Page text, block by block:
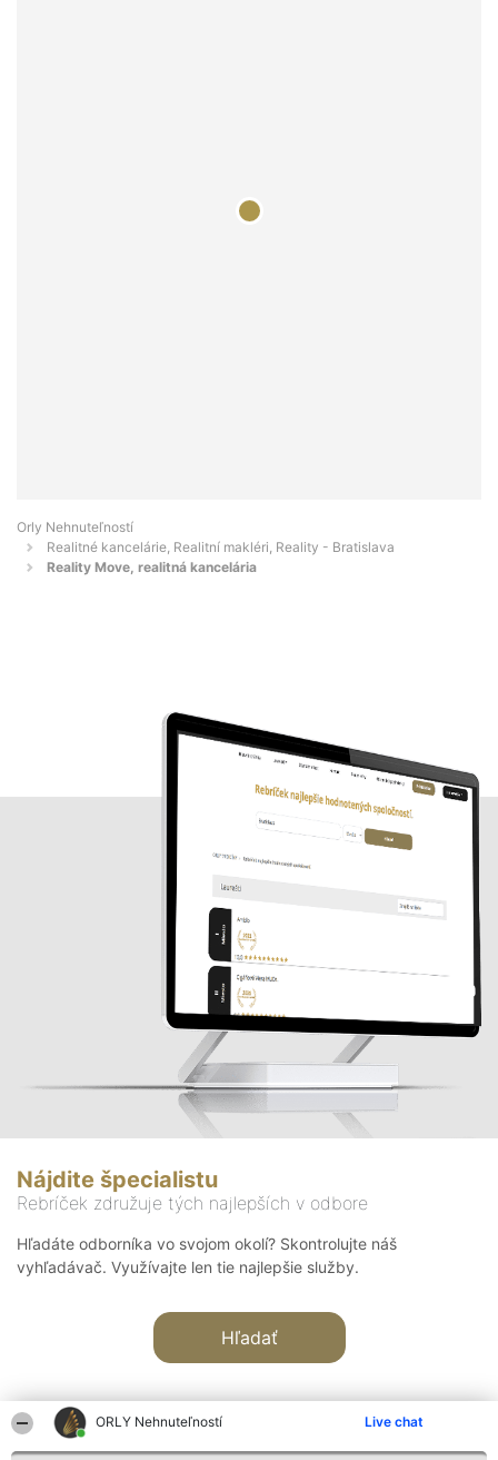
ORLY Nehnuteľností Live chat
Orly Nehnuteľností
Realitné kancelárie, Realitní makléri, Reality - Bratislava
Reality Move, realitná kancelária
Nájdite špecialistu
Rebríček združuje tých najlepších v odbore
Hľadáte odborníka vo svojom okolí? Skontrolujte náš
vyhľadávač. Využívajte len tie najlepšie služby.
Hľadať